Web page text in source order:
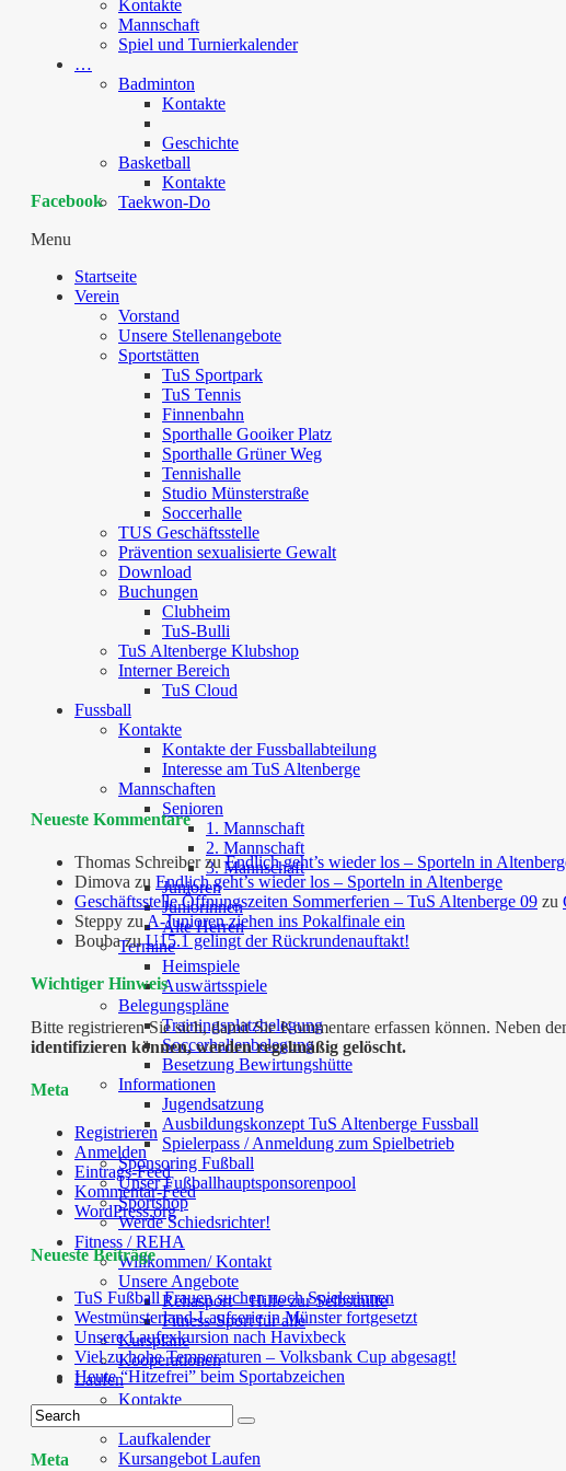
Kontakte
Mannschaft
Spiel und Turnierkalender
…
Badminton
Kontakte
Geschichte
Basketball
Kontakte
Taekwon-Do
Menu
Startseite
Verein
Vorstand
Unsere Stellenangebote
Sportstätten
TuS Sportpark
TuS Tennis
Finnenbahn
Sporthalle Gooiker Platz
Sporthalle Grüner Weg
Tennishalle
Studio Münsterstraße
Soccerhalle
TUS Geschäftsstelle
Prävention sexualisierte Gewalt
Download
Buchungen
Clubheim
TuS-Bulli
TuS Altenberge Klubshop
Interner Bereich
TuS Cloud
Fussball
Kontakte
Kontakte der Fussballabteilung
Interesse am TuS Altenberge
Mannschaften
Senioren
1. Mannschaft
2. Mannschaft
3. Mannschaft
Junioren
Juniorinnen
Alte Herren
Termine
Heimspiele
Auswärtsspiele
Belegungspläne
Trainingsplatzbelegung
Soccerhallenbelegung
Besetzung Bewirtungshütte
Informationen
Jugendsatzung
Ausbildungskonzept TuS Altenberge Fussball
Spielerpass / Anmeldung zum Spielbetrieb
Sponsoring Fußball
Unser Fußballhauptsponsorenpool
Sportshop
Werde Schiedsrichter!
Fitness / REHA
Willkommen/ Kontakt
Unsere Angebote
Rehasport – Hilfe zur Selbsthilfe
Fitness-Sport für alle
Kurspläne
Kooperationen
Laufen
Kontakte
Laufkalender
Kursangebot Laufen
Facebook
Neueste Kommentare
Thomas SchreiberzuEndlich geht’s wieder los – Sporteln in
Dimova zu Endlich geht’s wieder los – Sporteln in Altenberge
Geschäftsstelle Öffnungszeiten Sommerferien – TuS Altenberge 09 zu
Steppy zuA-Junioren ziehen ins Pokalfinale ein
BoubazuU15.1 gelingt der Rückrundenauftakt!
Wichtiger Hinweis
Bitte registrieren Sie sich, damit Sie Kommentare erfassen können. Neben
identifizieren können, werden regelmäßig gelöscht.
Meta
Registrieren
Anmelden
Eintrags-Feed
Kommentar-Feed
WordPress.org
Neueste Beiträge
TuS Fußball Frauen suchen noch Spielerinnen
Westmünsterland-Laufserie in Münster fortgesetzt
Unsere Laufexkursion nach Havixbeck
Viel zu hohe Temperaturen – Volksbank Cup abgesagt!
Heute “Hitzefrei” beim Sportabzeichen
Meta